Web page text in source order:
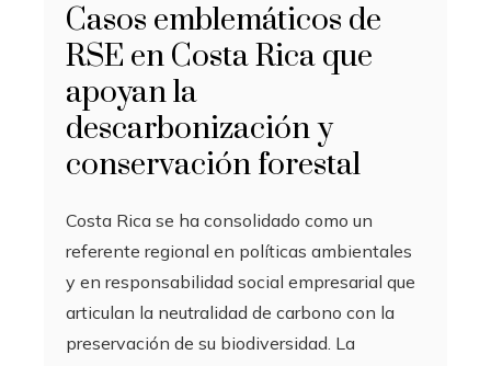
Casos emblemáticos de
RSE en Costa Rica que
apoyan la
descarbonización y
conservación forestal
Costa Rica se ha consolidado como un
referente regional en políticas ambientales
y en responsabilidad social empresarial que
articulan la neutralidad de carbono con la
preservación de su biodiversidad. La